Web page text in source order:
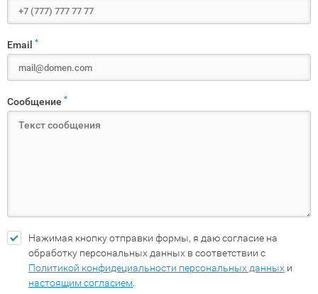
Email *
Сообщение *
Нажимая кнопку отправки формы, я даю согласие на
обработку персональных данных в соответствии с
Политикой конфидециальности персональных данных и
настоящим согласием